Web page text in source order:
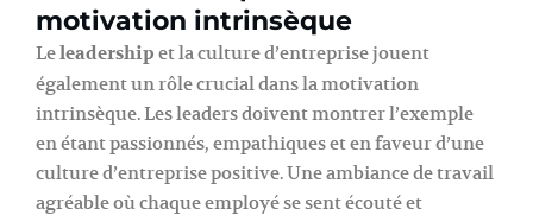
motivation intrinsèque
Leleadership et la culture d’entreprise jouent
également un rôle crucial dans la motivation
intrinsèque. Les leaders doivent montrer l’exemple
en étant passionnés, empathiques et en faveur d’une
culture d’entreprise positive. Une ambiance de travail
agréable où chaque employé se sent écouté et